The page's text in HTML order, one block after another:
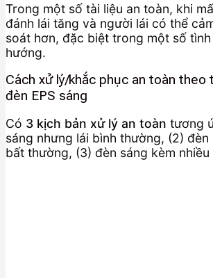
Trong một số tài liệu an toàn, khi
đánh lái tăng và người lái có thể
soát hơn, đặc biệt trong một số
hướng.
Cách xử lý/khắc phục an toàn theo
đèn EPS sáng
Có 3 kịch bản xử lý an toàn tương
sáng nhưng lái bình thường, (2)
bất thường, (3) đèn sáng kèm